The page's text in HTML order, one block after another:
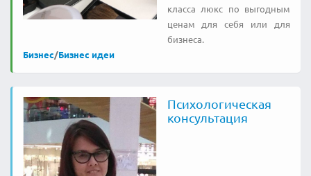
класса люкс по выгодным
ценам для себя или для
бизнеса.
Бизнес/Бизнес идеи
Психологическая
консультация